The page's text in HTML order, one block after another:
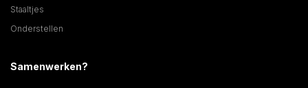
Staaltjes
Onderstellen
Samenwerken?